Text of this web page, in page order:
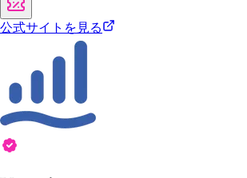
公式サイトを見る